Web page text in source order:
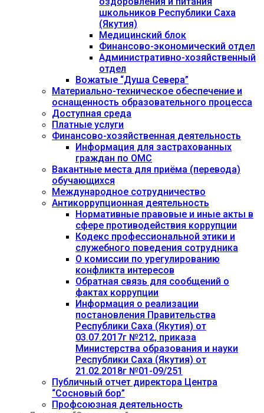
школьников Республики Саха
(Якутия)
Медицинский блок
Финансово-экономический отдел
Административно-хозяйственный
отдел
Вожатые “Душа Севера”
Материально-техническое обеспечение и
оснащенность образовательного процесса
Доступная среда
Платные услуги
Финансово-хозяйственная деятельность
Информация для застрахованных
граждан по ОМС
Вакантные места для приёма (перевода)
обучающихся
Международное сотрудничество
Антикоррупционная деятельность
Нормативные правовые и иные акты в
сфере противодействия коррупции
Кодекс профессиональной этики и
служебного поведения сотрудника
О комиссии по урегулированию
конфликта интересов
Обратная связь для сообщений о
фактах коррупции
Информация о реализации
постановления Правительства
Республики Саха (Якутия) от
03.07.2017г №212, приказа
Министерства образования и науки
Республики Саха (Якутия) от
21.02.2018г №01-09/251
Публичный отчет директора Центра
“Сосновый бор”
Профсоюзная деятельность